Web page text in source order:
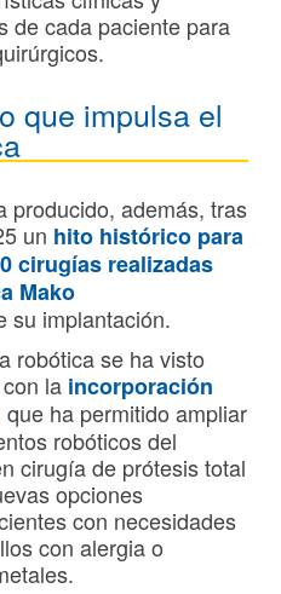
de cada paciente para
que impulsa el
producido, además, tras
un hito histórico para
cirugías realizadas
Mako
su implantación.
robótica se ha visto
la incorporación
que ha permitido ampliar
robóticos del
cirugía de prótesis total
opciones
con necesidades
con alergia o